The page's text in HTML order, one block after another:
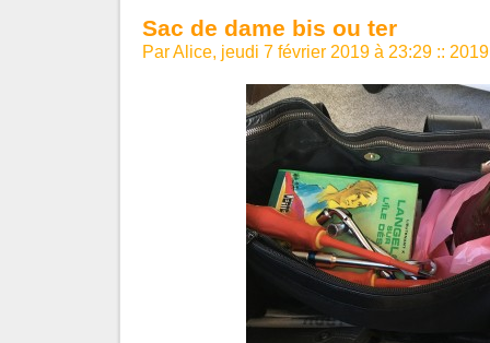
Sac de dame bis ou ter
Par Alice, jeudi 7 février 2019 à 23:29 :: 2019